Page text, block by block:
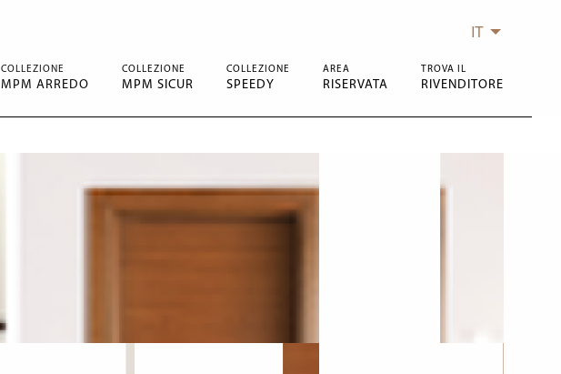
COLLEZIONE
MPM ARREDO
COLLEZIONE
MPM SICUR
COLLEZIONE
SPEEDY
AREA
RISERVATA
TROVA IL
RIVENDITORE
IT